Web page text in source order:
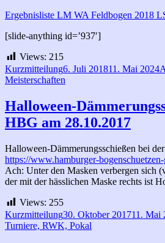
Ergebnisliste LM WA Feldbogen 2018
[slide-anything id=’937′]
Views: 215
Format
KurzmitteilungVeröffentlicht
am
6. Juli 201811. Mai 2024
Meisterschaften
Halloween-
HBG am 28.10.2017
Halloween-Dämmerungsschießen bei
https://www.hamburger-
Ach: Unter den Masken verbergen sich
der mit der hässlichen Maske rechts ist
Views: 255
Format
KurzmitteilungVeröffentlicht
am
30. Oktober 201711. Mai
Turniere, RWK, Pokal